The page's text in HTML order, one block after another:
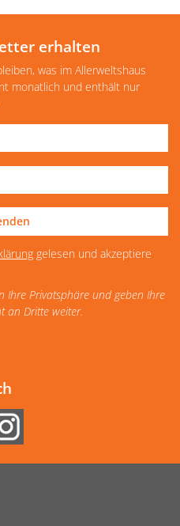
erhalten
was im Allerweltshaus
monatlich und enthält nur
gelesen und akzeptiere
Ihre Privatsphäre und geben Ihre
an Dritte weiter.